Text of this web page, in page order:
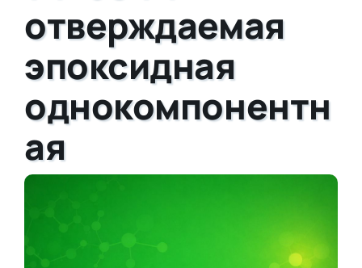
отверждаемая
эпоксидная
однокомпонентн
ая